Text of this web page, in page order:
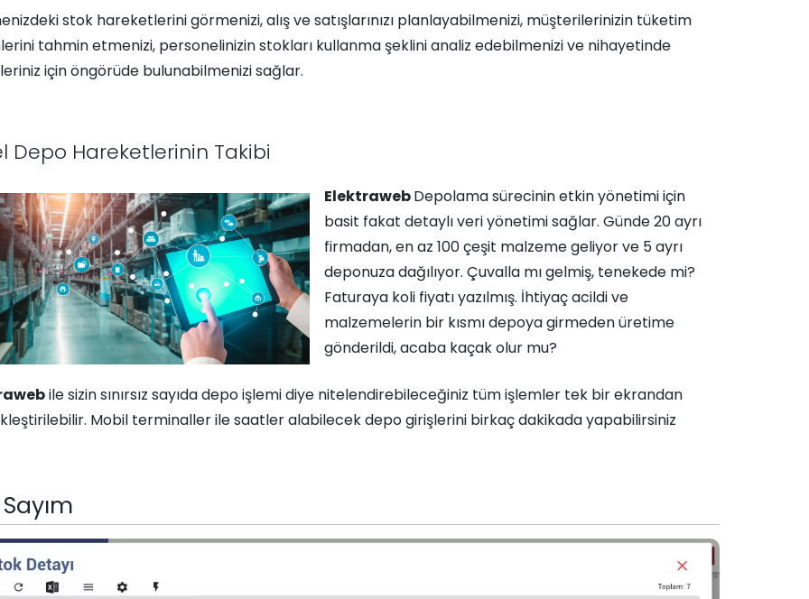
stok hareketlerini görmenizi, alış ve satışlarınızı planlayabilmenizi, müşterilerinizin tüketim
tahmin etmenizi, personelinizin stokları kullanma şeklini analiz edebilmenizi ve nihayetinde
için öngörüde bulunabilmenizi sağlar.
Depo Hareketlerinin Takibi
ElektrawebDepolama sürecinin etkin yönetimi için
basit fakat detaylı veri yönetimi sağlar. Günde 20 ayrı
firmadan, en az 100 çeşit malzeme geliyor ve 5 ayrı
deponuza dağılıyor. Çuvalla mı gelmiş, tenekede mi?
Faturaya koli fiyatı yazılmış. İhtiyaç acildi ve
malzemelerin bir kısmı depoya girmeden üretime
gönderildi, acaba kaçak olur mu?
ile sizin sınırsız sayıda depo işlemi diye nitelendirebileceğiniz tüm işlemler tek bir ekrandan
Mobil terminaller ile saatler alabilecek depo girişlerini birkaç dakikada yapabilirsiniz